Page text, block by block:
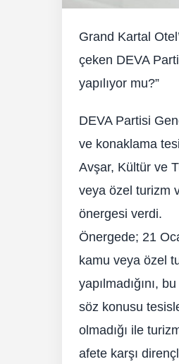
Grand Kartal
çeken DEVA
yapılıyor mu?”
DEVA Partisi
ve konaklama
Avşar, Kültür ve
veya özel turizm
önergesi verdi.
Önergede; 21
kamu veya özel
yapılmadığını,
söz konusu
olmadığı ile
afete karşı